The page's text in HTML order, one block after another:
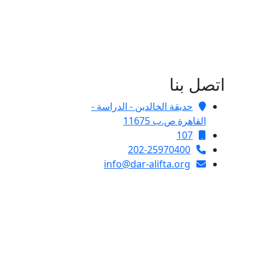
اتصل بنا
حديقة الخالدين - الدراسة -
القاهرة ص.ب 11675
107
202-25970400
info@dar-alifta.org